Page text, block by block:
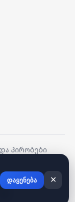
პირობები
დაცულია.
დაყენება ✕